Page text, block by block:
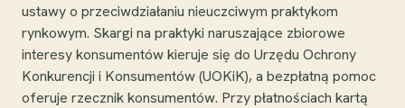
ustawy o przeciwdziałaniu nieuczciwym praktykom
rynkowym. Skargi na praktyki naruszające zbiorowe
interesy konsumentów kieruje się do Urzędu Ochrony
Konkurencji i Konsumentów (UOKiK), a bezpłatną pomoc
oferuje rzecznik konsumentów. Przy płatnościach kartą